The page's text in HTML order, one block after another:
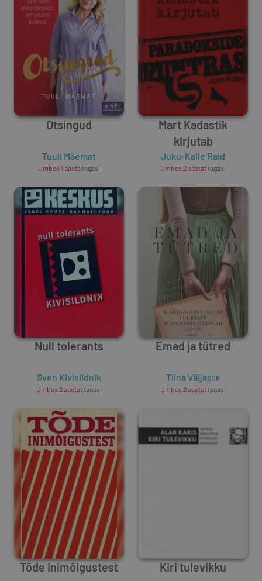
Otsingud
Tuuli Mäemat
Umbes 1 aastatagasi
Mart Kadastik
kirjutab
Juku-Kalle Raid
Umbes 2 aastattagasi
Null tolerants
Sven Kivisildnik
Umbes 2 aastattagasi
Emad ja tütred
Tiina Väljaste
Umbes 2 aastattagasi
Tõde inimõigustest Kiri tulevikku